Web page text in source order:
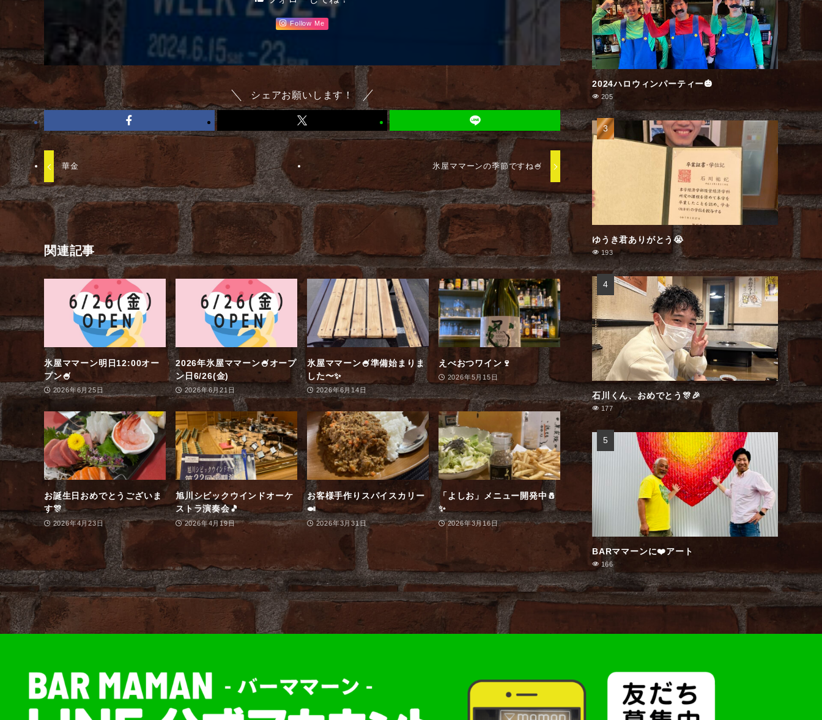
Follow Me
シェアお願いします！
華金 氷屋ママーンの季節ですね🍧
関連記事
氷屋ママーン明日12:00オー
プン🍧
2026年6月25日
2026年氷屋ママーン🍧オープ
ン日6/26(金)
2026年6月21日
氷屋ママーン🍧準備始まりま
した〜✨
2026年6月14日
えべおつワイン🍷
2026年5月15日
お誕生日おめでとうございま
す🎊
2026年4月23日
旭川シビックウインドオーケ
ストラ演奏会🎵
2026年4月19日
お客様手作りスパイスカリー
🍛
2026年3月31日
「よしお」メニュー開発中🧂
✨
2026年3月16日
2024ハロウィンパーティー🎃
205
ゆうき君ありがとう😭
193
石川くん、おめでとう🎊🎉
177
BARママーンに❤️アート
166